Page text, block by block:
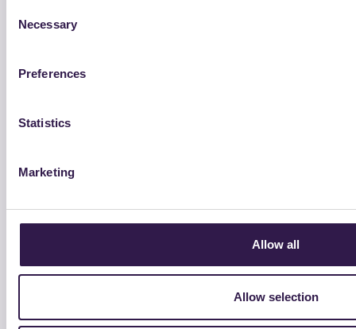
Selection
Necessary
Preferences
Statistics
Marketing
Allow all
Allow selection
Disciplinari Tecnici
Newsletter